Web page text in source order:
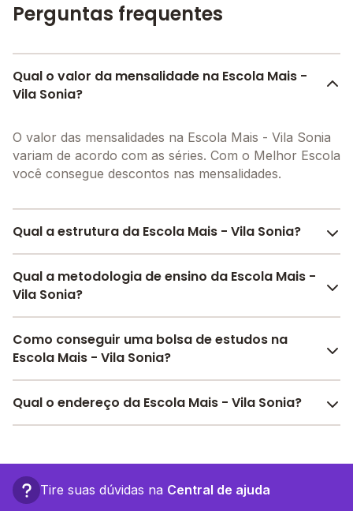
Perguntas frequentes
Qual o valor da mensalidade na Escola Mais -
Vila Sonia?
O valor das mensalidades na Escola Mais - Vila Sonia
variam de acordo com as séries. Com o Melhor Escola
você consegue descontos nas mensalidades.
Qual a estrutura da Escola Mais - Vila Sonia?
A Escola Mais - Vila Sonia oferece toda a estrutura
necessária para o conforto e desenvolvimento
Esportiva Coberta, Quadra Esportiva Descoberta,
Refeitório, Sala de professores, Pátio Descoberto,
Banda larga, entre outras estruturas.
Qual a metodologia de ensino da Escola Mais -
Vila Sonia?
A metodologia é um conjunto de métodos e práticas
adotados pela escola no processo de ensino e
Como conseguir uma bolsa de estudos na
Escola Mais - Vila Sonia?
Pesquise bolsas disponíveis no Melhor Escola e
Qual o endereço da Escola Mais - Vila Sonia?
Mendes da Silva, 55 - São Paulo - SP.
Tire suas dúvidas na Central de ajuda